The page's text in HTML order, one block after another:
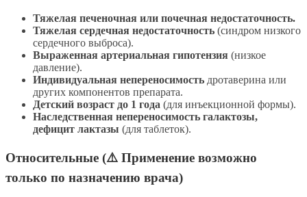
Тяжелая печеночная или почечная недостаточность.
Тяжелая сердечная недостаточность (синдром низкого
сердечного выброса).
Выраженная артериальная гипотензия (низкое
давление).
Индивидуальная непереносимость дротаверина или
других компонентов препарата.
Детский возраст до 1 года (для инъекционной формы).
Наследственная непереносимость галактозы,
дефицит лактазы (для таблеток).
Относительные (⚠️ Применение возможно
только по назначению врача)